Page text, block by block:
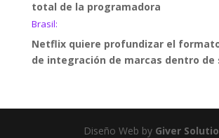
total de la programadora
Brasil:
Netflix quiere profundizar el
de integración de marcas dentro de
Diseño Web by Giver